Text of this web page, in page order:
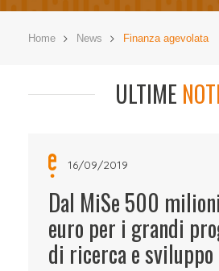
Home News Finanza agevolata
ULTIME
16/09/2019
Dal MiSe 500
euro per i grandi
di ricerca e sviluppo